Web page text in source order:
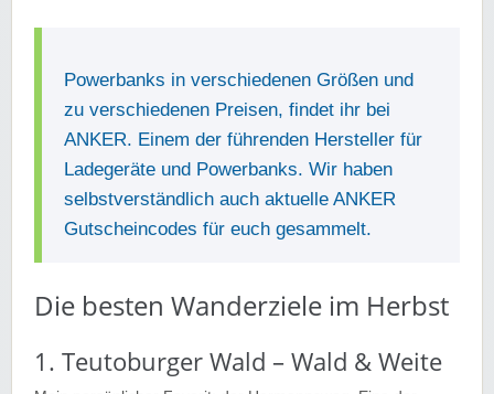
Powerbanks in verschiedenen Größen und
zu verschiedenen Preisen, findet ihr bei
ANKER. Einem der führenden Hersteller für
Ladegeräte und Powerbanks. Wir haben
selbstverständlich auch aktuelle ANKER
Gutscheincodes für euch gesammelt.
Die besten Wanderziele im Herbst
1. Teutoburger Wald – Wald & Weite